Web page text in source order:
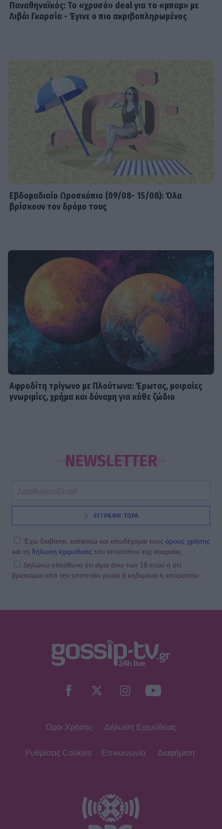
Παναθηναϊκός: Το «χρυσό» deal για το «μπαμ» με
Λιβάι Γκαρσία - Έγινε ο πιο ακριβοπληρωμένος
Εβδομαδιαίo Ωροσκόπιο (09/08- 15/08): Όλα
βρίσκουν τον δρόμο τους
Αφροδίτη τρίγωνο με Πλούτωνα: Έρωτας, μοιραίες
γνωριμίες, χρήμα και δύναμη για κάθε ζώδιο
NEWSLETTER
ΕΓΓΡΑΦΗ ΤΩΡΑ
Έχω διαβάσει, κατανοώ και αποδέχομαι τους όρους χρήσης
και τη δήλωση εχεμύθειας του ιστοτόπου της εταιρείας
Δηλώνω υπεύθυνα ότι είμαι άνω των 18 ετών ή ότι
βρίσκομαι υπό την εποπτεία γονέα ή κηδεμόνα ή επιτρόπου
Όροι Χρήσης Δήλωση Εχεμύθειας
Ρυθμίσεις Cookies Επικοινωνία Διαφήμιση